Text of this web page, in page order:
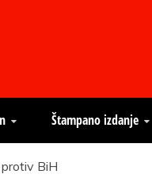
Štampano izdanje
BiH